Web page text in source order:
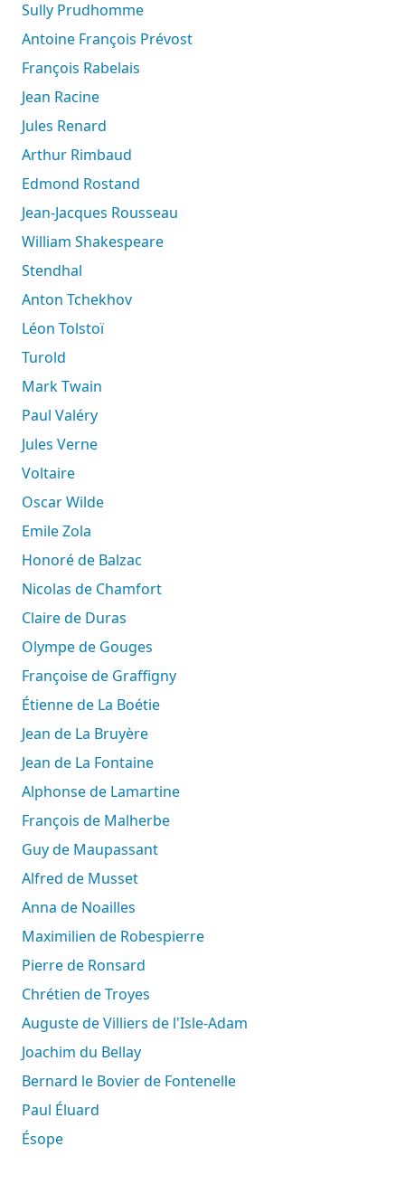
Sully Prudhomme
Antoine François Prévost
François Rabelais
Jean Racine
Jules Renard
Arthur Rimbaud
Edmond Rostand
Jean-Jacques Rousseau
William Shakespeare
Stendhal
Anton Tchekhov
Léon Tolstoï
Turold
Mark Twain
Paul Valéry
Jules Verne
Voltaire
Oscar Wilde
Emile Zola
Honoré de Balzac
Nicolas de Chamfort
Claire de Duras
Olympe de Gouges
Françoise de Graffigny
Étienne de La Boétie
Jean de La Bruyère
Jean de La Fontaine
Alphonse de Lamartine
François de Malherbe
Guy de Maupassant
Alfred de Musset
Anna de Noailles
Maximilien de Robespierre
Pierre de Ronsard
Chrétien de Troyes
Auguste de Villiers de l'Isle-Adam
Joachim du Bellay
Bernard le Bovier de Fontenelle
Paul Éluard
Ésope